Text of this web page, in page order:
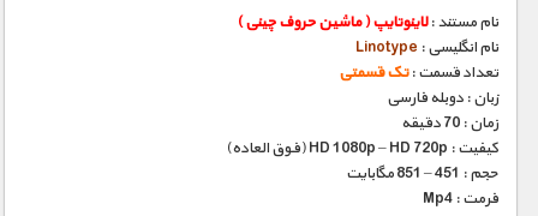
نام مستند :لاینوتایپ ( ماشین حروف چینی )
نام انگلیسی : Linotype
تعداد قسمت :تک قسمتی
زبان : دوبله فارسی
زمان : 70 دقیقه
کیفیت : HD 1080p – HD 720p (فوق العاده)
حجم : 451 – 851 مگابایت
فرمت : Mp4